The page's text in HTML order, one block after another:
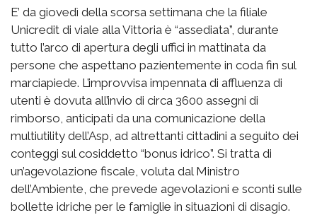
E’ da giovedì della scorsa settimana che la filiale
Unicredit di viale alla Vittoria è “assediata”, durante
tutto l’arco di apertura degli uffici in mattinata da
persone che aspettano pazientemente in coda fin sul
marciapiede. L’improvvisa impennata di affluenza di
utenti è dovuta all’invio di circa 3600 assegni di
rimborso, anticipati da una comunicazione della
multiutility dell’Asp, ad altrettanti cittadini a seguito dei
conteggi sul cosiddetto “bonus idrico”. Si tratta di
un’agevolazione fiscale, voluta dal Ministro
dell’Ambiente, che prevede agevolazioni e sconti sulle
bollette idriche per le famiglie in situazioni di disagio.